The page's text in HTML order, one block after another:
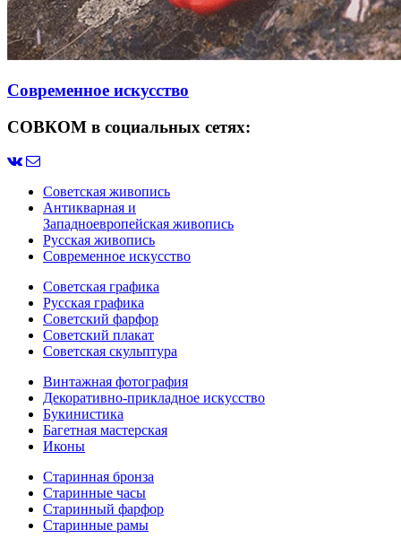
Современное искусство
СОВКОМ в социальных сетях:
Советская живопись
Антикварная и
Западноевропейская живопись
Русская живопись
Современное искусство
Советская графика
Русская графика
Советский фарфор
Советский плакат
Советская скульптура
Винтажная фотография
Декоративно-прикладное искусство
Букинистика
Багетная мастерская
Иконы
Старинная бронза
Старинные часы
Старинный фарфор
Старинные рамы